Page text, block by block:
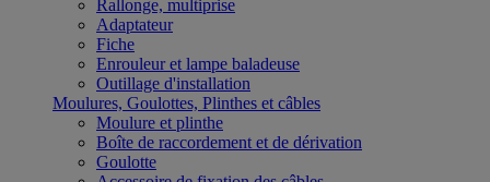
Rallonge, multiprise
Adaptateur
Fiche
Enrouleur et lampe baladeuse
Outillage d'installation
Moulures, Goulottes, Plinthes et câbles
Moulure et plinthe
Boîte de raccordement et de dérivation
Goulotte